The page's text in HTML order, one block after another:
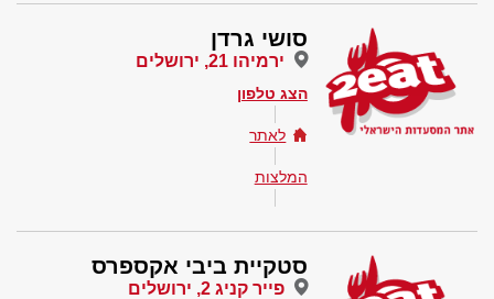
סושי גרדן
ירמיהו 21, ירושלים
הצג טלפון
לאתר
המלצות
סטקיית ביבי אקספרס
פייר קניג 2, ירושלים